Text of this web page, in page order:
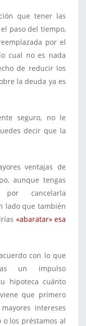
que tener las
paso del tiempo,
por el
cual no es nada
de reducir los
la deuda ya es
seguro, no le
decir que la
ventajas de
aunque tengas
cancelarla
lado que también
«abaratar» esa
con lo que
un impulso
hipoteca cuánto
que primero
intereses
los préstamos al